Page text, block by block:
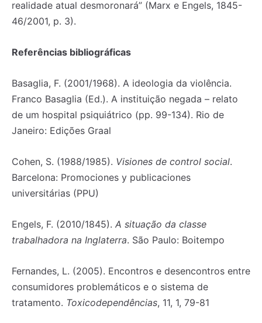
realidade atual desmoronará” (Marx e Engels, 1845-
46/2001, p. 3).
Referências bibliográficas
Basaglia, F. (2001/1968). A ideologia da violência.
Franco Basaglia (Ed.). A instituição negada – relato
de um hospital psiquiátrico (pp. 99-134). Rio de
Janeiro: Edições Graal
Cohen, S. (1988/1985). Visiones de control social.
Barcelona: Promociones y publicaciones
universitárias (PPU)
Engels, F. (2010/1845). A situação da classe
trabalhadora na Inglaterra. São Paulo: Boitempo
Fernandes, L. (2005). Encontros e desencontros entre
consumidores problemáticos e o sistema de
tratamento. Toxicodependências, 11, 1, 79-81